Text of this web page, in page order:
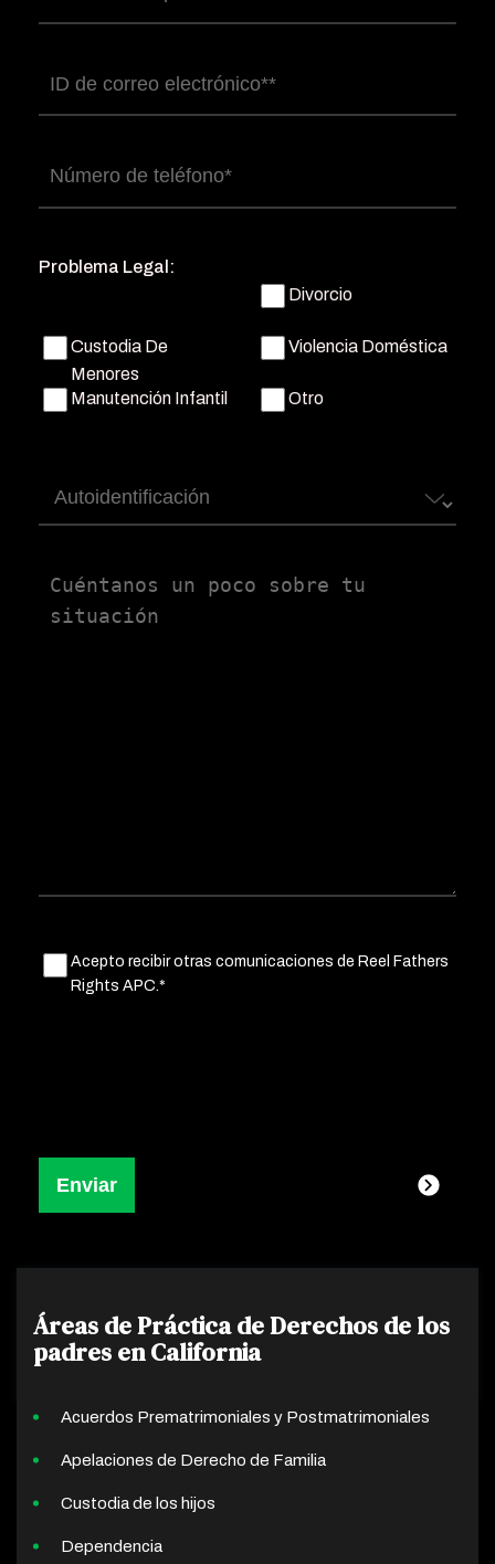
completo(Obligatorio)
Correo
electrónico(Obligatorio)
Número
de
Problema Legal:
Divorcio
Custodia De
Menores
Violencia Doméstica
Manutención Infantil Otro
Autoidentificación
Untitled
Untitled(Obligatorio)
Acepto recibir otras comunicaciones de Reel Fathers
Rights APC.*
Áreas de Práctica de Derechos de los
padres en California
Acuerdos Prematrimoniales y Postmatrimoniales
Apelaciones de Derecho de Familia
Custodia de los hijos
Dependencia